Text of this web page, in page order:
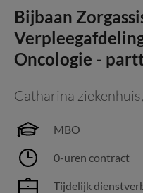
Bijbaan
Oncologie -
Catharina ziekenhuis,
MBO
0-uren contract
Tijdelijk